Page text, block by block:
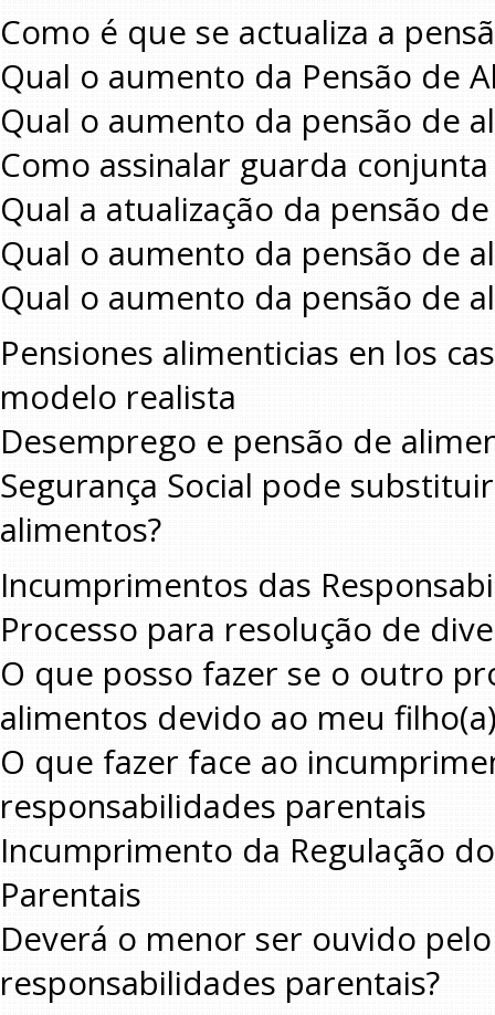
Como é que se actualiza a
Qual o aumento da Pensão de
Qual o aumento da pensão de
Como assinalar guarda
Qual a atualização da pensão
Qual o aumento da pensão de
Qual o aumento da pensão de
Pensiones alimenticias en los
modelo realista
Desemprego e pensão de
Segurança Social pode
alimentos?
Incumprimentos das
Processo para resolução de
O que posso fazer se o outro
alimentos devido ao meu
O que fazer face ao
responsabilidades parentais
Incumprimento da Regulação
Parentais
Deverá o menor ser ouvido
responsabilidades parentais?